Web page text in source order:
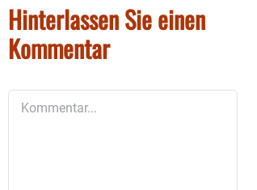
Hinterlassen Sie einen
Kommentar